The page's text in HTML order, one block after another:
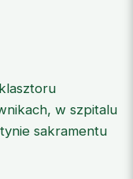
w szpitalu
sakramentu